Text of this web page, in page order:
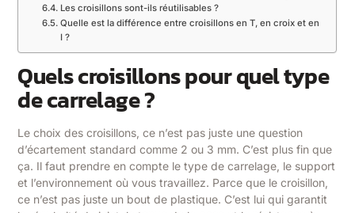
Les croisillons sont-ils réutilisables ?
Quelle est la différence entre croisillons en T, en croix et en
I ?
Quels croisillons pour quel type
de carrelage ?
Le choix des croisillons, ce n’est pas juste une question
d’écartement standard comme 2 ou 3 mm. C’est plus fin que
ça. Il faut prendre en compte le type de carrelage, le support
et l’environnement où vous travaillez. Parce que le croisillon,
ce n’est pas juste un bout de plastique. C’est lui qui garantit